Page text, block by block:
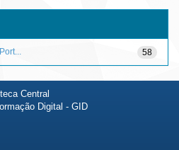
58
Central
Digital - GID